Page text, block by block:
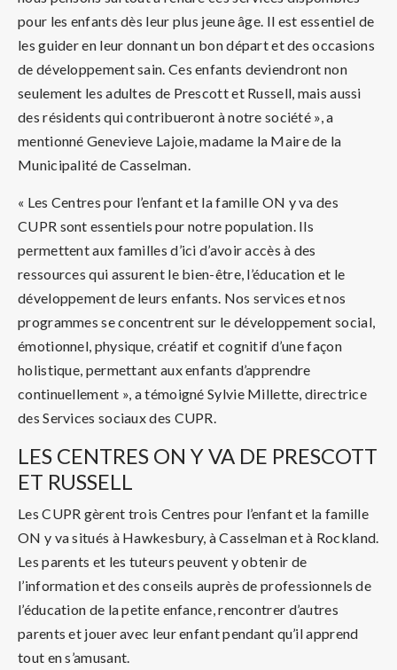
pour les enfants dès leur plus jeune âge. Il est essentiel de
les guider en leur donnant un bon départ et des occasions
de développement sain. Ces enfants deviendront non
seulement les adultes de Prescott et Russell, mais aussi
des résidents qui contribueront à notre société », a
mentionné Genevieve Lajoie, madame la Maire de la
Municipalité de Casselman.
« Les Centres pour l’enfant et la famille ON y va des
CUPR sont essentiels pour notre population. Ils
permettent aux familles d’ici d’avoir accès à des
ressources qui assurent le bien-être, l’éducation et le
développement de leurs enfants. Nos services et nos
programmes se concentrent sur le développement social,
émotionnel, physique, créatif et cognitif d’une façon
holistique, permettant aux enfants d’apprendre
continuellement », a témoigné Sylvie Millette, directrice
des Services sociaux des CUPR.
LES CENTRES ON Y VA DE PRESCOTT
ET RUSSELL
Les CUPR gèrent trois Centres pour l’enfant et la famille
ON y va situés à Hawkesbury, à Casselman et à Rockland.
Les parents et les tuteurs peuvent y obtenir de
l’information et des conseils auprès de professionnels de
l’éducation de la petite enfance, rencontrer d’autres
parents et jouer avec leur enfant pendant qu’il apprend
tout en s’amusant.